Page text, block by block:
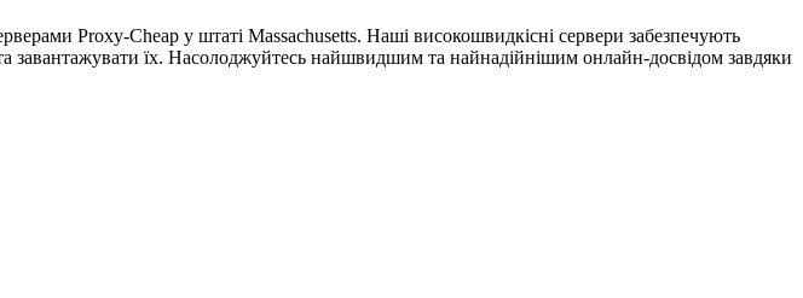
Proxy-Cheap у штаті Massachusetts. Наші високошвидкісні сервери забезпечують
завантажувати їх. Насолоджуйтесь найшвидшим та найнадійнішим онлайн-досвідом завдяки